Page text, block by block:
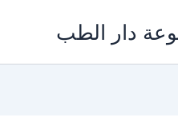
دار الطب